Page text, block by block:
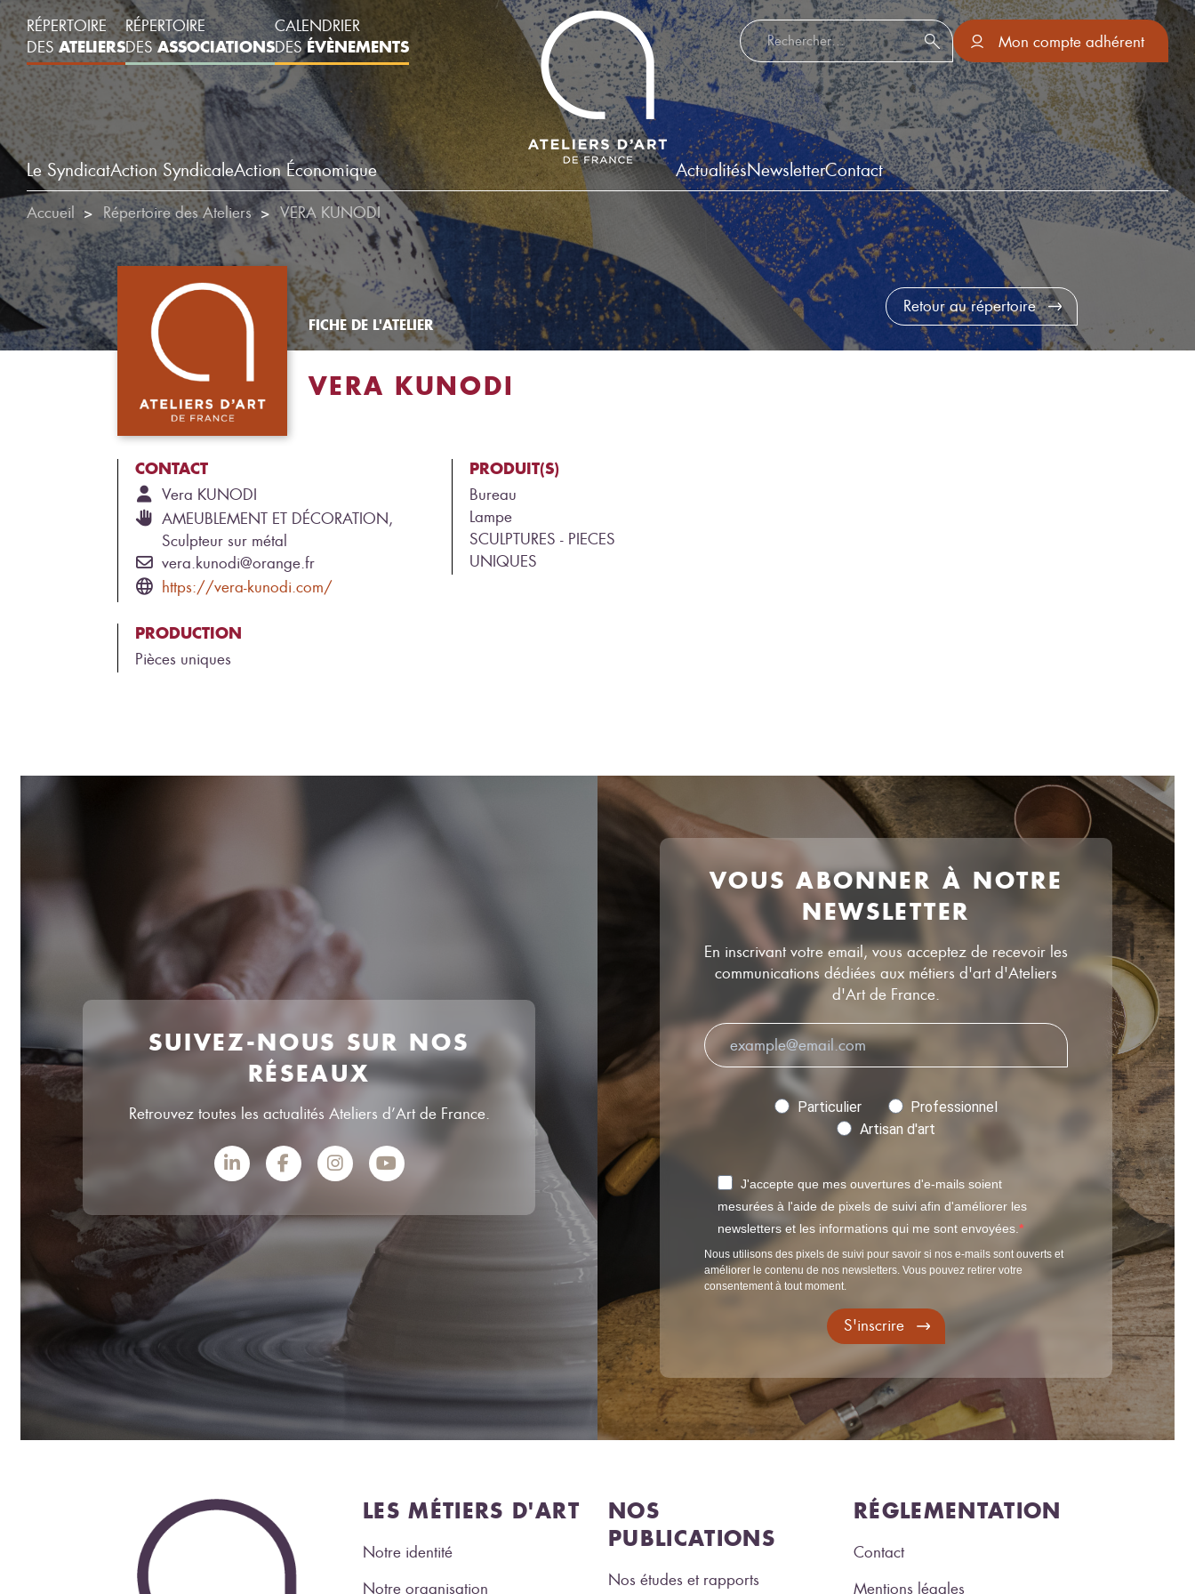
RÉPERTOIRE
DESATELIERS
RÉPERTOIRE
DESASSOCIATIONS
CALENDRIER
DESÉVÈNEMENTS
Le SyndicatAction SyndicaleAction Économique
Rechercher :
Mon compte adhérent
ActualitésNewsletterContact
Accueil Répertoire des Ateliers VERA KUNODI
FICHE DE L'ATELIER
VERA KUNODI
CONTACT
Vera KUNODI
AMEUBLEMENT ET DÉCORATION,
Sculpteur sur métal
vera.kunodi@orange.fr
https://vera-kunodi.com/
PRODUIT(S)
Bureau
Lampe
SCULPTURES - PIECES
UNIQUES
PRODUCTION
Pièces uniques
Retour au répertoire
SUIVEZ-NOUS SUR NOS
RÉSEAUX
Retrouvez toutes les actualités Ateliers d’Art de France.
VOUS ABONNER À NOTRE
NEWSLETTER
En inscrivant votre email, vous acceptez de recevoir les
communications dédiées aux métiers d'art d'Ateliers
d'Art de France.
Particulier
Professionnel
Artisan d'art
J'accepte que mes ouvertures d'e-mails soient
mesurées à l'aide de pixels de suivi afin d'améliorer les
newsletters et les informations qui me sont envoyées.
Nous utilisons des pixels de suivi pour savoir si nos e-mails sont ouverts et
améliorer le contenu de nos newsletters. Vous pouvez retirer votre
consentement à tout moment.
S'inscrire
LES MÉTIERS D'ART
Notre identité
Notre organisation
NOS
PUBLICATIONS
Nos études et rapports
RÉGLEMENTATION
Contact
Mentions légales